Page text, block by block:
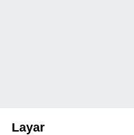
Layar